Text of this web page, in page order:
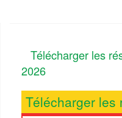
Télécharger les
2026
Télécharger les